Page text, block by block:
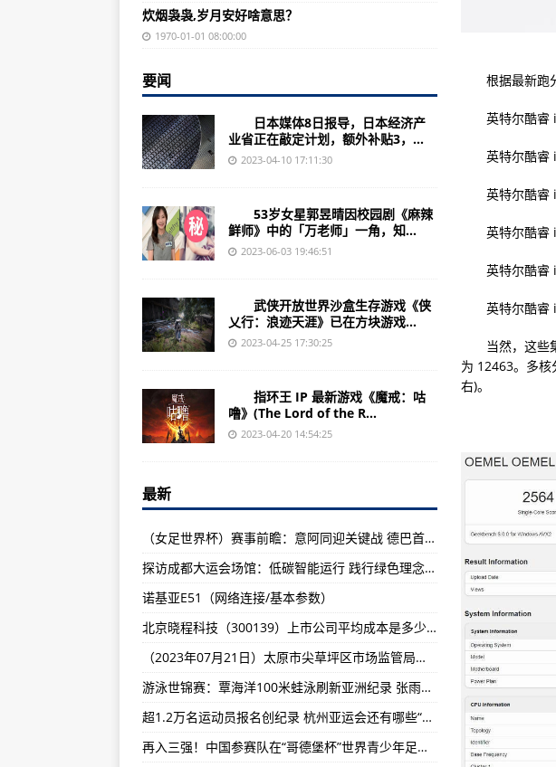
林青霞化身小粉丝 请偶像莫言吃水饺、要签名
张菲20岁带球闪嫁 公开当年旧照不舍叹：没有青春
金智秀惊传缺席日本演唱会 官方证实仅三位团员开唱
《车贞淑医生》帅气男二闵旴赫爆红 职棒球员转战音乐剧老婆成
巨石强森自爆！去年夏天和冯迪索大复合
超人现身《闪电侠》！网友少女爆料：亨利卡维尔
真金不怕火炼！约基奇大三元灭热火掘金夺冠军战首胜
掘金G1团队大爆发！104：93辗压热火
NBA总冠军战今开始 冠军胜负未知
昔日与掘金爆严重冲突 热火主帅斯波尔斯特拉说：在珠穆朗玛峰
约基奇屡缴大三元超吸眼睛 影片浏览量仅次詹姆斯和柯瑞
林志玲哭了！妈妈病情快速恶化掩面爆泪：她不认得我了
张玉嬿仙气飘飘首度合作游安顺 大赞对方好自在
检察官陈汉章化身美女 变女声高唱日文歌
后天才生日！杨丞琳已吃4个蛋糕 紧抱李荣浩爱意浓浓
《雪云》全片于海南岛取景 青年导演邬浪的首部剧情长片
琼瑶创作演唱会 古巨基、殷正洋将重现经典歌曲
根据最新跑分
英特尔酷睿 i5
英特尔酷睿 i5
英特尔酷睿 i7
英特尔酷睿 i7
英特尔酷睿 i7
英特尔酷睿 i7
当然，这些集
为 12463。多
右)。
炊烟袅袅,岁月安好啥意思？
1970-01-01 08:00:00
要闻
日本媒体8日报导，日本经济产
业省正在敲定计划，额外补贴3，...
2023-04-10 17:11:30
53岁女星郭昱晴因校园剧《麻辣
鲜师》中的「万老师」一角，知...
2023-06-03 19:46:51
武侠开放世界沙盒生存游戏《侠
乂行：浪迹天涯》已在方块游戏...
2023-04-25 17:30:25
指环王 IP 最新游戏《魔戒：咕
噜》(The Lord of the R...
2023-04-20 14:54:25
最新
（女足世界杯）赛事前瞻：意阿同迎关键战 德巴首秀当取胜—【全球播资讯】
探访成都大运会场馆：低碳智能运行 践行绿色理念—环球视讯!
诺基亚E51（网络连接/基本参数）
北京晓程科技（300139）上市公司平均成本是多少 流通股为2.34亿
（2023年07月21日）太原市尖草坪区市场监管局开展食品生产企业及小作坊专项监督检查-环球通讯!
游泳世锦赛：覃海洋100米蛙泳刷新亚洲纪录 张雨霏100米蝶泳头名晋级—当前热门
超1.2万名运动员报名创纪录 杭州亚运会还有哪些“最”—视焦点讯!
再入三强！中国参赛队在“哥德堡杯”世界青少年足球锦标赛斩获季军—实时